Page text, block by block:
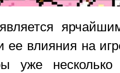
ее влияния на
уже